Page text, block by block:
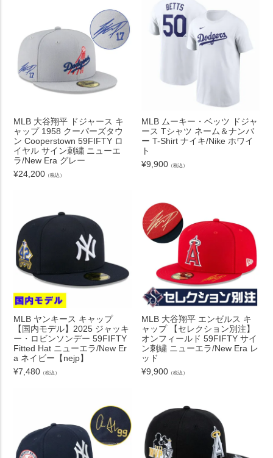
MLB 大谷翔平 ドジャース キ
ャップ 1958 クーパーズタウ
ン Cooperstown 59FIFTY ロ
イヤル サイン刺繍 ニューエ
ラ/New Era グレー
¥24,200 （税込）
MLB ムーキー・ベッツ ドジャ
ース Tシャツ ネーム＆ナンバ
ー T-Shirt ナイキ/Nike ホワイ
ト
¥9,900 （税込）
MLB ヤンキース キャップ
【国内モデル】2025 ジャッキ
ー・ロビンソンデー 59FIFTY
Fitted Hat ニューエラ/New Er
a ネイビー【nejp】
¥7,480 （税込）
MLB 大谷翔平 エンゼルス キ
ャップ 【セレクション別注】
オンフィールド 59FIFTY サイ
ン刺繍 ニューエラ/New Era レ
ッド
¥9,900 （税込）